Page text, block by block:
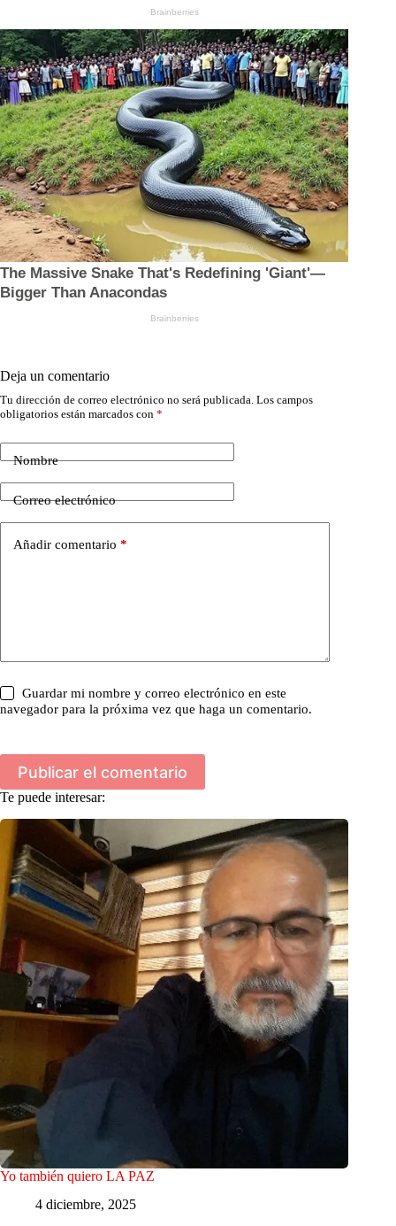
Deja un comentario
Tu dirección de correo electrónico no será publicada. Los campos
obligatorios están marcados con *
Nombre
Correo electrónico
Añadir comentario *
Guardar mi nombre y correo electrónico en este
navegador para la próxima vez que haga un comentario.
Publicar el comentario
Te puede interesar:
Yo también quiero LA PAZ
4 diciembre, 2025